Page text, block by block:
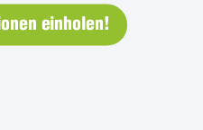
einholen!